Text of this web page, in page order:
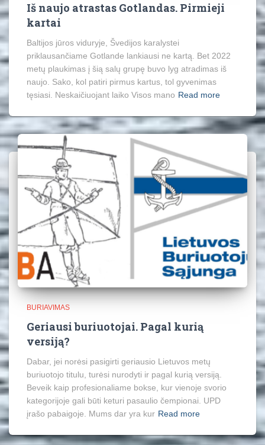
Iš naujo atrastas Gotlandas. Pirmieji
kartai
Baltijos jūros viduryje, Švedijos karalystei
priklausančiame Gotlande lankiausi ne kartą. Bet 2022
metų plaukimas į šią salų grupę buvo lyg atradimas iš
naujo. Sako, kol patiri pirmus kartus, tol gyvenimas
tęsiasi. Neskaičiuojant laiko Visos mano Read more
BURIAVIMAS
Geriausi buriuotojai. Pagal kurią
versiją?
Dabar, jei norėsi pasigirti geriausio Lietuvos metų
buriuotojo titulu, turėsi nurodyti ir pagal kurią versiją.
Beveik kaip profesionaliame bokse, kur vienoje svorio
kategorijoje gali būti keturi pasaulio čempionai. UPD
įrašo pabaigoje. Mums dar yra kur Read more